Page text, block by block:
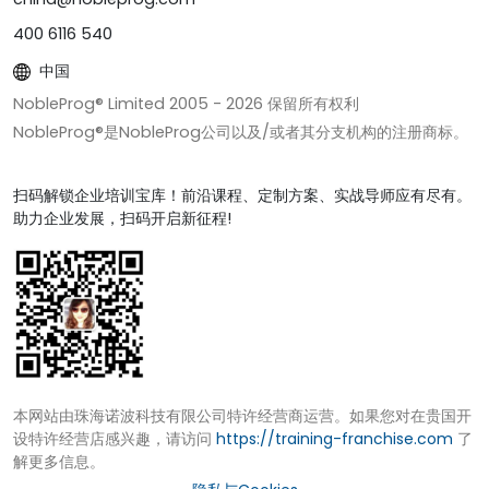
400 6116 540
中国
NobleProg® Limited 2005 - 2026 保留所有权利
NobleProg®是NobleProg公司以及/或者其分支机构的注册商标。
扫码解锁企业培训宝库！前沿课程、定制方案、实战导师应有尽有。
助力企业发展，扫码开启新征程!
本网站由珠海诺波科技有限公司特许经营商运营。如果您对在贵国开
设特许经营店感兴趣，请访问 https://training-franchise.com 了
解更多信息。